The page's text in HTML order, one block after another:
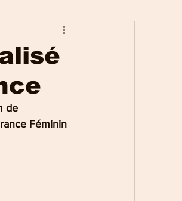
Vecoux
Gérardmer
Saint-Dié
de
Féminin